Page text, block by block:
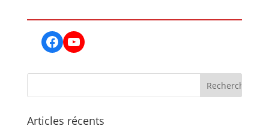
Facebook
YouTube
Articles récents